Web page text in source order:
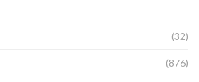
(32)
(876)